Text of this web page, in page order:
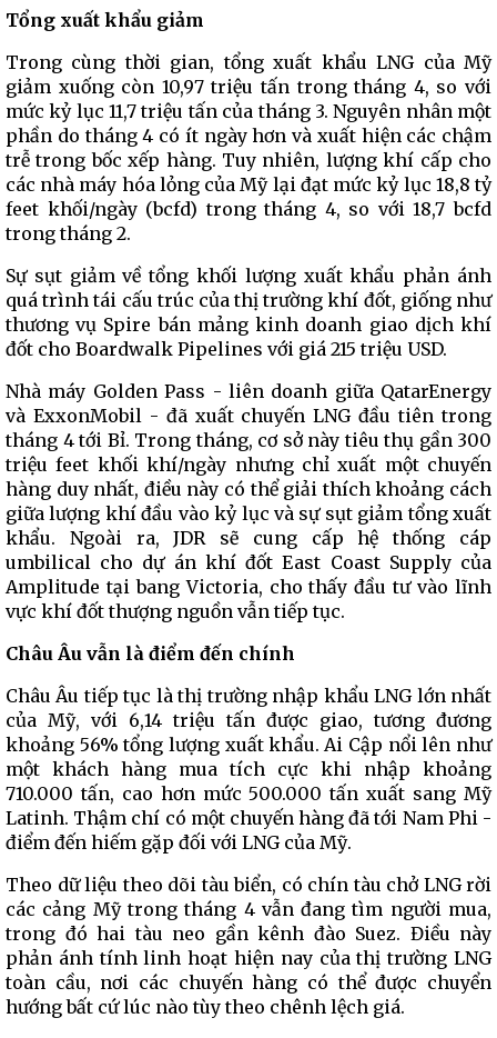
Tổng xuất khẩu giảm
Trong cùng thời gian, tổng xuất khẩu LNG của Mỹ
giảm xuống còn 10,97 triệu tấn trong tháng 4, so với
mức kỷ lục 11,7 triệu tấn của tháng 3. Nguyên nhân một
phần do tháng 4 có ít ngày hơn và xuất hiện các chậm
trễ trong bốc xếp hàng. Tuy nhiên, lượng khí cấp cho
các nhà máy hóa lỏng của Mỹ lại đạt mức kỷ lục 18,8 tỷ
feet khối/ngày (bcfd) trong tháng 4, so với 18,7 bcfd
trong tháng 2.
Sự sụt giảm về tổng khối lượng xuất khẩu phản ánh
quá trình tái cấu trúc của thị trường khí đốt, giống như
thương vụ Spire bán mảng kinh doanh giao dịch khí
đốt cho Boardwalk Pipelines với giá 215 triệu USD.
Nhà máy Golden Pass - liên doanh giữa QatarEnergy
và ExxonMobil - đã xuất chuyến LNG đầu tiên trong
tháng 4 tới Bỉ. Trong tháng, cơ sở này tiêu thụ gần 300
triệu feet khối khí/ngày nhưng chỉ xuất một chuyến
hàng duy nhất, điều này có thể giải thích khoảng cách
giữa lượng khí đầu vào kỷ lục và sự sụt giảm tổng xuất
khẩu. Ngoài ra, JDR sẽ cung cấp hệ thống cáp
umbilical cho dự án khí đốt East Coast Supply của
Amplitude tại bang Victoria, cho thấy đầu tư vào lĩnh
vực khí đốt thượng nguồn vẫn tiếp tục.
Châu Âu vẫn là điểm đến chính
Châu Âu tiếp tục là thị trường nhập khẩu LNG lớn nhất
của Mỹ, với 6,14 triệu tấn được giao, tương đương
khoảng 56% tổng lượng xuất khẩu. Ai Cập nổi lên như
một khách hàng mua tích cực khi nhập khoảng
710.000 tấn, cao hơn mức 500.000 tấn xuất sang Mỹ
Latinh. Thậm chí có một chuyến hàng đã tới Nam Phi -
điểm đến hiếm gặp đối với LNG của Mỹ.
Theo dữ liệu theo dõi tàu biển, có chín tàu chở LNG rời
các cảng Mỹ trong tháng 4 vẫn đang tìm người mua,
trong đó hai tàu neo gần kênh đào Suez. Điều này
phản ánh tính linh hoạt hiện nay của thị trường LNG
toàn cầu, nơi các chuyến hàng có thể được chuyển
hướng bất cứ lúc nào tùy theo chênh lệch giá.